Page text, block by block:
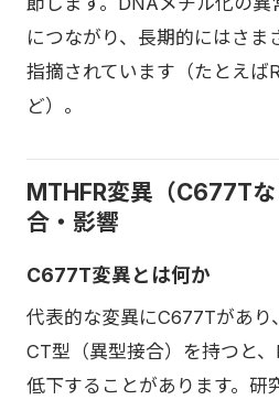
につながり、長期的にはさま
指摘されています（たとえ
ど）。
MTHFR変異（C677T
合・影響
C677T変異とは何か
代表的な変異にC677Tがあ
CT型（異型接合）を持つと
低下することがあります。研